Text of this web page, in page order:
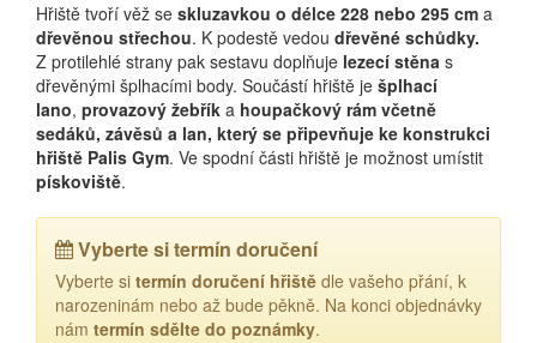
Hřiště tvoří věž se skluzavkou o délce 228 nebo 295 cm a
dřevěnou střechou. K podestě vedou dřevěné schůdky.
Z protilehlé strany pak sestavu doplňuje lezecí stěna s
dřevěnými šplhacími body. Součástí hřiště je šplhací
lano, provazový žebřík a houpačkový rám včetně
sedáků, závěsů a lan, který se připevňuje ke konstrukci
hřiště Palis Gym. Ve spodní části hřiště je možnost umístit
pískoviště.
Vyberte si termín doručení
Vyberte si termín doručení hřiště dle vašeho přání, k
narozeninám nebo až bude pěkně. Na konci objednávky
nám termín sdělte do poznámky.